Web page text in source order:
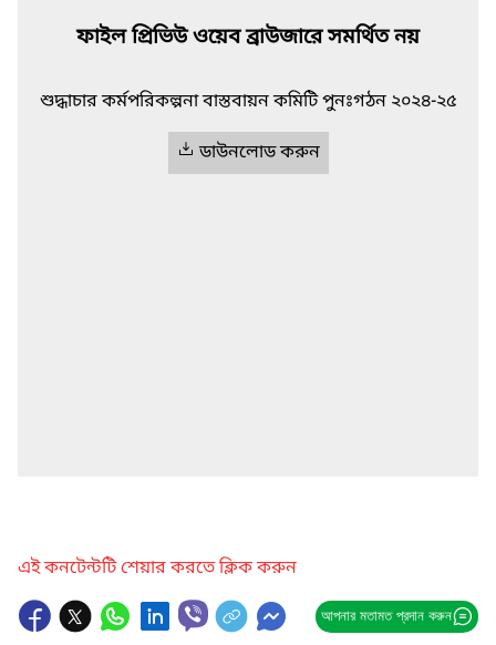
ফাইল প্রিভিউ ওয়েব ব্রাউজারে সমর্থিত নয়
শুদ্ধাচার কর্মপরিকল্পনা বাস্তবায়ন কমিটি পুনঃগঠন ২০২৪-২৫
ডাউনলোড করুন
এই কনটেন্টটি শেয়ার করতে ক্লিক করুন
আপনার মতামত প্রদান করুন